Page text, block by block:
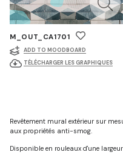
M_OUT_CA1701
ADD TO MOODBOARD
TÉLÉCHARGER LES GRAPHIQUES
Revêtement mural extérieur sur
aux propriétés anti-smog.
Disponible en rouleaux d'une